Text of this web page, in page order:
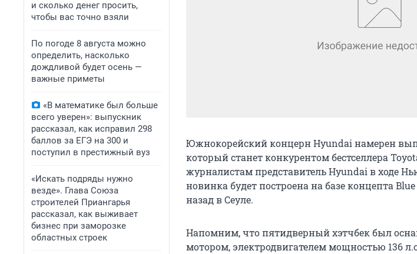
и сколько денег просить,
чтобы вас точно взяли
По погоде 8 августа можно
определить, насколько
дождливой будет осень —
важные приметы
«В математике был больше
всего уверен»: выпускник
рассказал, как исправил 298
баллов за ЕГЭ на 300 и
поступил в престижный вуз
«Искать подряды нужно
везде». Глава Союза
строителей Приангарья
рассказал, как выживает
бизнес при заморозке
областных строек
Южнокорейский концерн Hyundai намерен
который станет конкурентом бестселлера
журналистам представитель Hyundai в ходе
новинка будет построена на базе концепта
назад в Сеуле.
Напомним, что пятидверный хэтчбек был
мотором, электродвигателем мощностью 136